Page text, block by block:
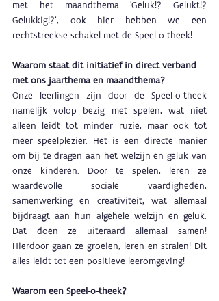
met het maandthema 'Geluk!? Gelukt!?
Gelukkig!?', ook hier hebben we een
rechtstreekse schakel met de Speel-o-theek!.
Waarom staat dit initiatief in direct verband
met ons jaarthema en maandthema?
Onze leerlingen zijn door de Speel-o-theek
namelijk volop bezig met spelen, wat niet
alleen leidt tot minder ruzie, maar ook tot
meer speelplezier. Het is een directe manier
om bij te dragen aan het welzijn en geluk van
onze kinderen. Door te spelen, leren ze
waardevolle sociale vaardigheden,
samenwerking en creativiteit, wat allemaal
bijdraagt aan hun algehele welzijn en geluk.
Dat doen ze uiteraard allemaal samen!
Hierdoor gaan ze groeien, leren en stralen! Dit
alles leidt tot een positieve leeromgeving!
Waarom een Speel-o-theek?